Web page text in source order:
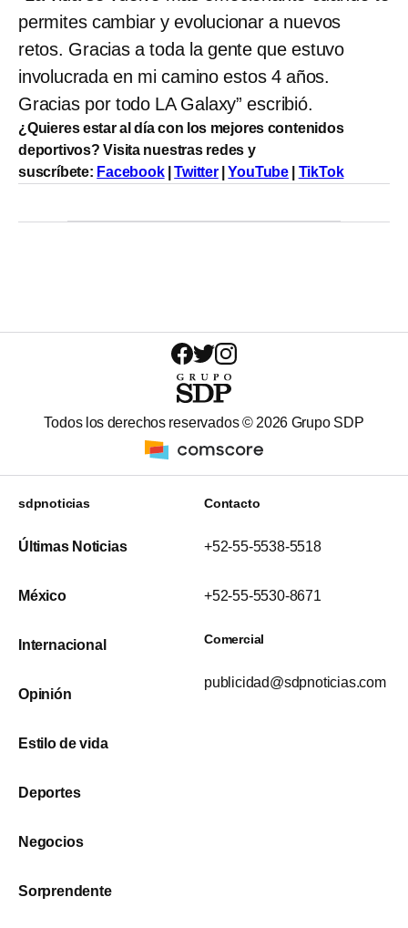
permites cambiar y evolucionar a nuevos
retos. Gracias a toda la gente que estuvo
involucrada en mi camino estos 4 años.
Gracias por todo LA Galaxy” escribió.
¿Quieres estar al día con los mejores contenidos
deportivos? Visita nuestras redes y
suscríbete: Facebook|Twitter|YouTube TikTok
Todos los derechos reservados © 2026 Grupo SDP
sdpnoticias
Últimas Noticias
México
Internacional
Opinión
Estilo de vida
Deportes
Negocios
Sorprendente
Contacto
+52-55-5538-5518
+52-55-5530-8671
Comercial
publicidad@sdpnoticias.com